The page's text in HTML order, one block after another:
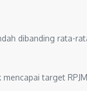
dibanding rata-
target